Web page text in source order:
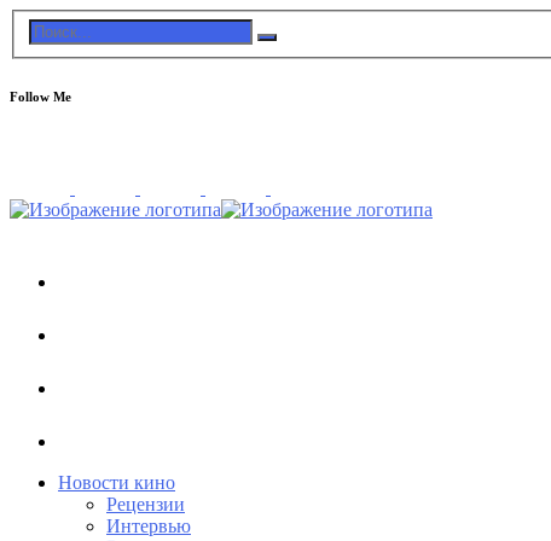
Follow Me
Новости кино
Рецензии
Интервью